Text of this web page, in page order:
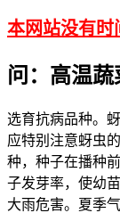
本网站没有时
问：高温
选育抗病品种。
应特别注意蚜虫
种，种子在播种
子发芽率，使幼
大雨危害。夏季